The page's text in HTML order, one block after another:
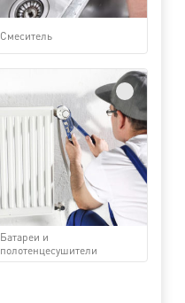
Смеситель
Батареи и
полотенцесушители